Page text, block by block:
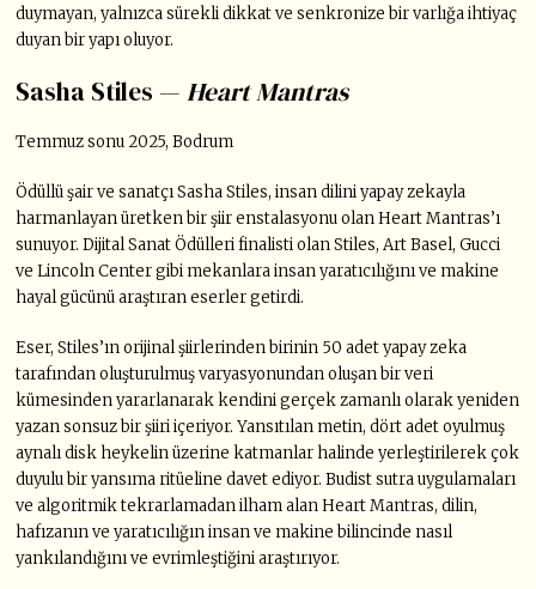
duymayan, yalnızca sürekli dikkat ve senkronize bir varlığa ihtiyaç
duyan bir yapı oluyor.
Sasha Stiles —Heart Mantras
Temmuz sonu 2025, Bodrum
Ödüllü şair ve sanatçı Sasha Stiles, insan dilini yapay zekayla
harmanlayan üretken bir şiir enstalasyonu olan Heart Mantras’ı
sunuyor. Dijital Sanat Ödülleri finalisti olan Stiles, Art Basel, Gucci
ve Lincoln Center gibi mekanlara insan yaratıcılığını ve makine
hayal gücünü araştıran eserler getirdi.
Eser, Stiles’ın orijinal şiirlerinden birinin 50 adet yapay zeka
tarafından oluşturulmuş varyasyonundan oluşan bir veri
kümesinden yararlanarak kendini gerçek zamanlı olarak yeniden
yazan sonsuz bir şiiri içeriyor. Yansıtılan metin, dört adet oyulmuş
aynalı disk heykelin üzerine katmanlar halinde yerleştirilerek çok
duyulu bir yansıma ritüeline davet ediyor. Budist sutra uygulamaları
ve algoritmik tekrarlamadan ilham alan Heart Mantras, dilin,
hafızanın ve yaratıcılığın insan ve makine bilincinde nasıl
yankılandığını ve evrimleştiğini araştırıyor.